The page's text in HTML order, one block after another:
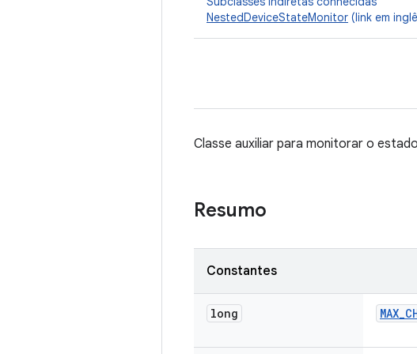
NestedDeviceStateMonitor (link em
Classe auxiliar para monitorar o
Resumo
Constantes
long MAX_